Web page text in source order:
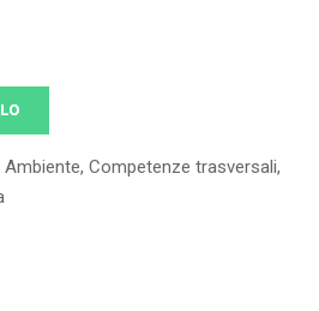
Ambiente, Competenze trasversali,